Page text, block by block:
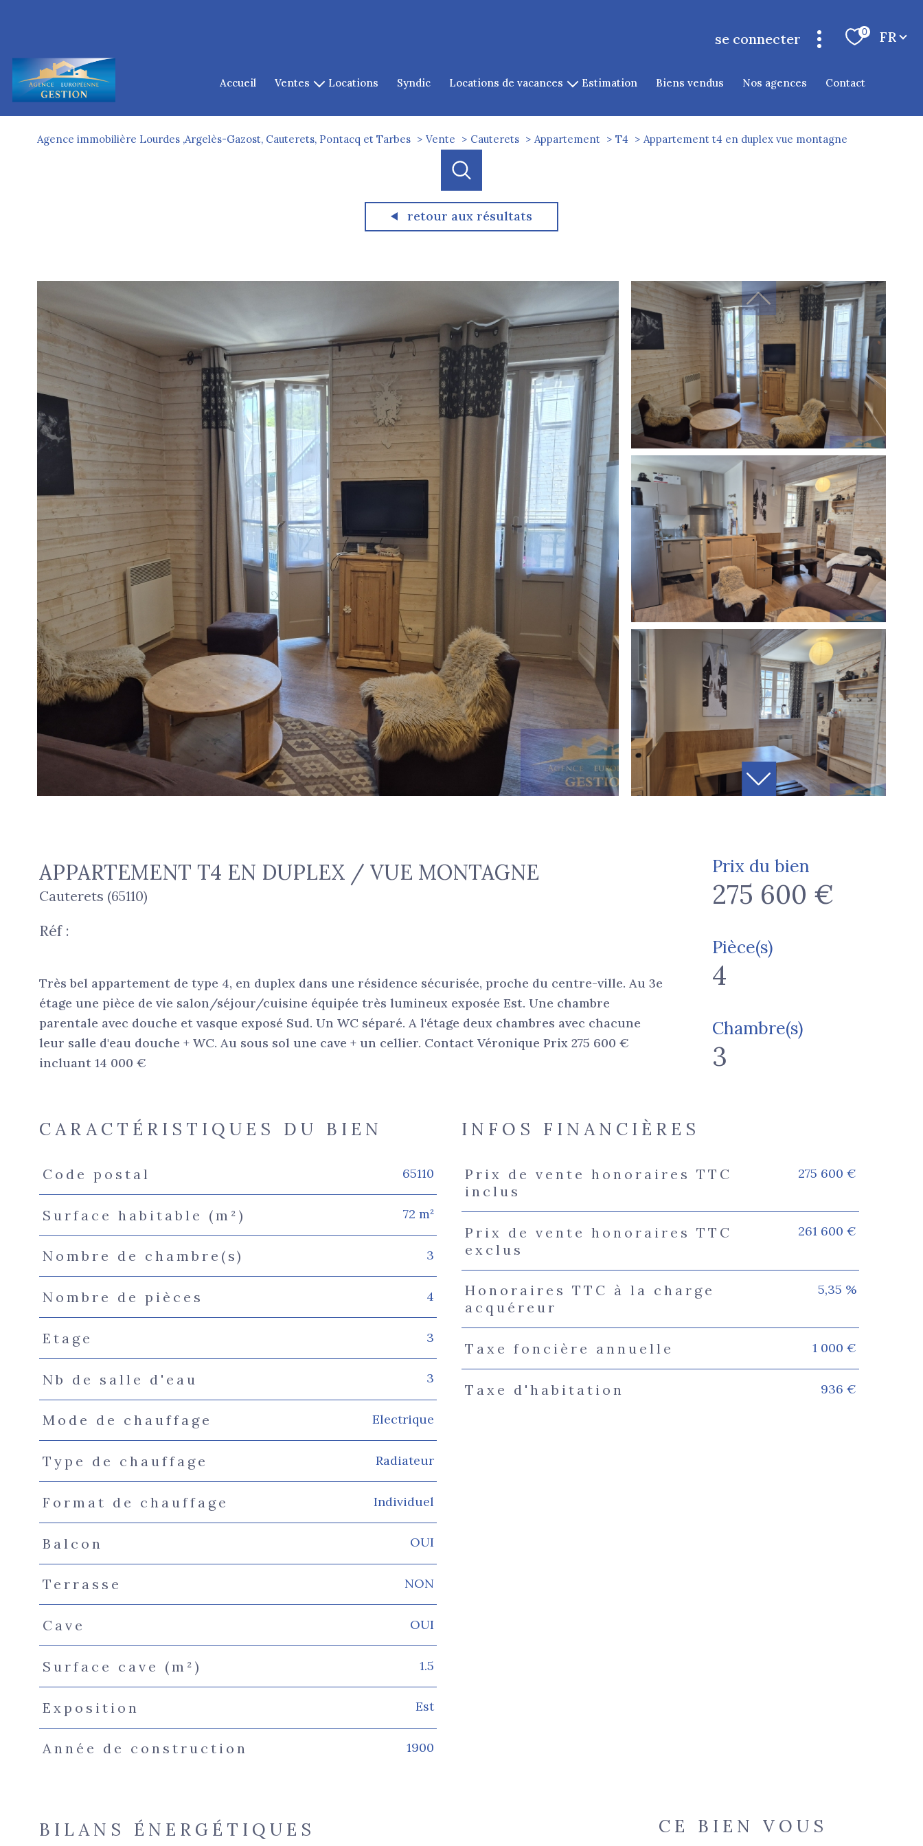
se connecter 0 Langue
FR
accueil ventes locations syndic locations de vacances estimation biens vendus nos agences contact
Agence immobilière Lourdes ,Argelès-Gazost, Cauterets, Pontacq et Tarbes Vente Cauterets Appartement T4 Appartement t4 en duplex vue montagne
de l'ancien
louer
1 1
Localisation filtrer
voir les 3 annonces
Appartement 65110 - Cauterets 4 Pièces
réinitialiser les
filtres
retour aux résultats
APPARTEMENT T4 EN DUPLEX / VUE MONTAGNE
Cauterets (65110)
Réf :
Très bel appartement de type 4, en duplex dans une résidence sécurisée, proche du centre-ville. Au 3e
étage une pièce de vie salon/séjour/cuisine équipée très lumineux exposée Est. Une chambre
parentale avec douche et vasque exposé Sud. Un WC séparé. A l'étage deux chambres avec chacune
leur salle d'eau douche + WC. Au sous sol une cave + un cellier. Contact Véronique Prix 275 600 €
incluant 14 000 €
Prix du bien
275 600 €
Pièce(s)
4
Chambre(s)
3
CARACTÉRISTIQUES DU BIEN
Caractéristiques
Code postal 65110
Surface habitable (m²) 72 m²
Nombre de chambre(s) 3
Nombre de pièces 4
Etage 3
Nb de salle d'eau 3
Mode de chauffage Electrique
Type de chauffage Radiateur
Format de chauffage Individuel
Balcon OUI
Terrasse NON
Cave OUI
Surface cave (m²) 1.5
Exposition Est
Année de construction 1900
INFOS FINANCIÈRES
Caractéristiques Valeurs
Prix de vente honoraires TTC
inclus
275 600 €
Prix de vente honoraires TTC
exclus
261 600 €
Honoraires TTC à la charge
acquéreur
5,35 %
Taxe foncière annuelle 1 000 €
Taxe d'habitation 936 €
BILANS ÉNERGÉTIQUES CE BIEN VOUS